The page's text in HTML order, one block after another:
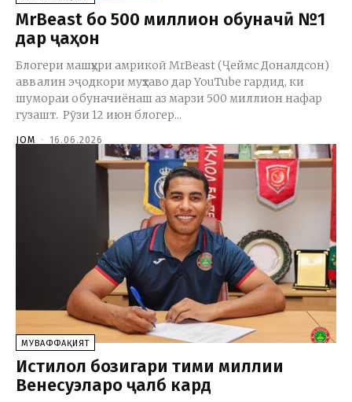
MrBeast бо 500 миллион обуначӣ №1
дар ҷаҳон
Блогери машҳури амрикоӣ MrBeast (Ҷеймс Доналдсон)
аввалин эҷодкори муҳтаво дар YouTube гардид, ки
шумораи обуначиёнаш аз марзи 500 миллион нафар
гузашт. Рӯзи 12 июн блогер...
JOM - 16.06.2026
МУВАФФАҚИЯТ
Истиқлол бозигари тими миллии
Венесуэларо ҷалб кард